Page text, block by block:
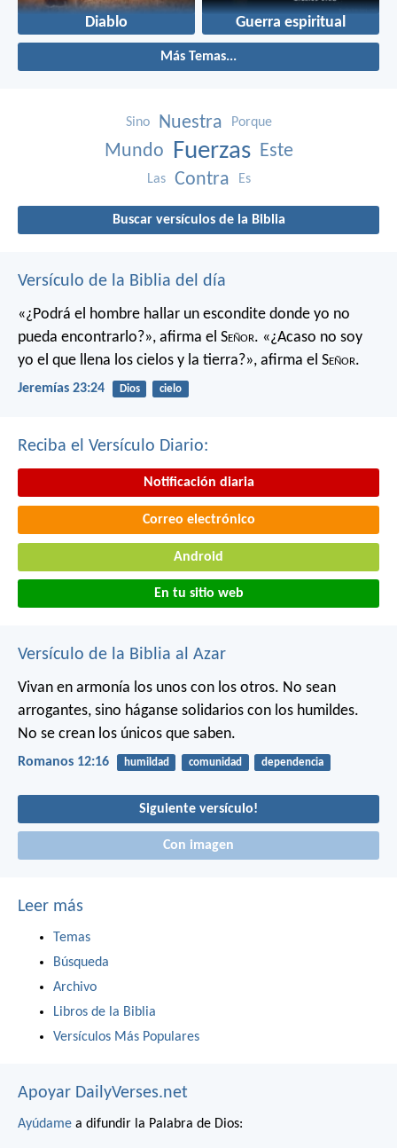
Diablo Guerra espiritual
Más Temas...
Sino Nuestra Porque
Mundo Fuerzas Este
Las Contra Es
Buscar versículos de la Biblia
Versículo de la Biblia del día
«¿Podrá el hombre hallar un escondite donde yo no
pueda encontrarlo?», afirma el Señor. «¿Acaso no soy
yo el que llena los cielos y la tierra?», afirma el Señor.
Jeremías 23:24 Dios cielo
Reciba el Versículo Diario:
Notificación diaria
Correo electrónico
Android
En tu sitio web
Versículo de la Biblia al Azar
Vivan en armonía los unos con los otros. No sean
arrogantes, sino háganse solidarios con los humildes.
No se crean los únicos que saben.
Romanos 12:16 humildad comunidad dependencia
Siguiente versículo!
Con imagen
Leer más
Temas
Búsqueda
Archivo
Libros de la Biblia
Versículos Más Populares
Apoyar DailyVerses.net
Ayúdame a difundir la Palabra de Dios: